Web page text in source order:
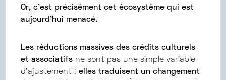
Or, c’est précisément cet écosystème qui est
aujourd’hui menacé.
Les réductions massives des crédits culturels
et associatifs ne sont pas une simple variable
d’ajustement :elles traduisent un changement